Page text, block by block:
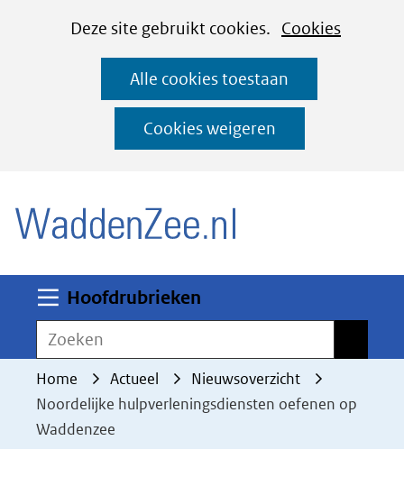
CookiesDeze site gebruikt cookies. Cookies
deze
worden
toegestaan
geweigerd.
Alle cookies toestaan
Cookies weigeren
Ga
naar
de
inhoud
Hoofdrubrieken
Zoeken
Home Actueel
Nieuwsoverzicht
Noordelijke hulpverleningsdiensten oefenen op
Waddenzee